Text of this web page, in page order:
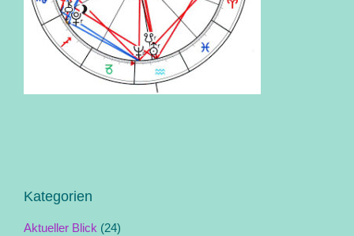
Kategorien
Aktueller Blick (24)